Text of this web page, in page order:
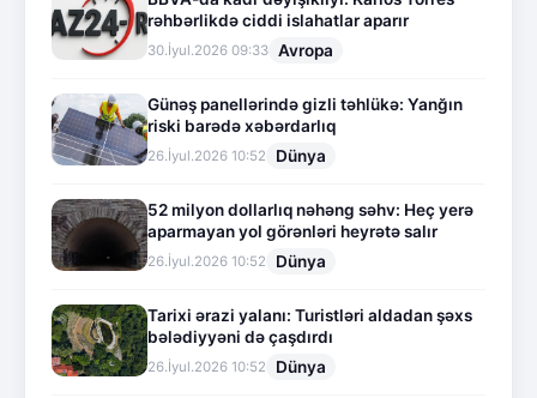
rəhbərlikdə ciddi islahatlar aparır
30.İyul.2026 09:33 Avropa
Günəş panellərində gizli təhlükə: Yanğın
riski barədə xəbərdarlıq
26.İyul.2026 10:52 Dünya
52 milyon dollarlıq nəhəng səhv: Heç yerə
aparmayan yol görənləri heyrətə salır
26.İyul.2026 10:52 Dünya
Tarixi ərazi yalanı: Turistləri aldadan şəxs
bələdiyyəni də çaşdırdı
26.İyul.2026 10:52 Dünya